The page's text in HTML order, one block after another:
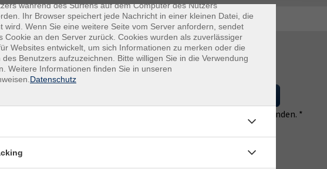
gemäß unseren Datenschutzbestimmungen einverstanden. *
.
während des Surfens auf dem Computer des Nutzers
Ihr Browser speichert jede Nachricht in einer kleinen Datei, die
wird. Wenn Sie eine weitere Seite vom Server anfordern, sendet
Cookie an den Server zurück. Cookies wurden als zuverlässiger
Websites entwickelt, um sich Informationen zu merken oder die
des Benutzers aufzuzeichnen. Bitte willigen Sie in die Verwendung
Weitere Informationen finden Sie in unseren
Datenschutz